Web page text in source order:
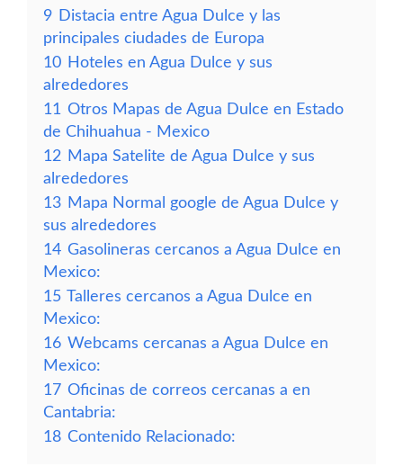
9 Distacia entre Agua Dulce y las
principales ciudades de Europa
10 Hoteles en Agua Dulce y sus
alrededores
11 Otros Mapas de Agua Dulce en Estado
de Chihuahua - Mexico
12 Mapa Satelite de Agua Dulce y sus
alrededores
13 Mapa Normal google de Agua Dulce y
sus alrededores
14 Gasolineras cercanos a Agua Dulce en
Mexico:
15 Talleres cercanos a Agua Dulce en
Mexico:
16 Webcams cercanas a Agua Dulce en
Mexico:
17 Oficinas de correos cercanas a en
Cantabria:
18 Contenido Relacionado: